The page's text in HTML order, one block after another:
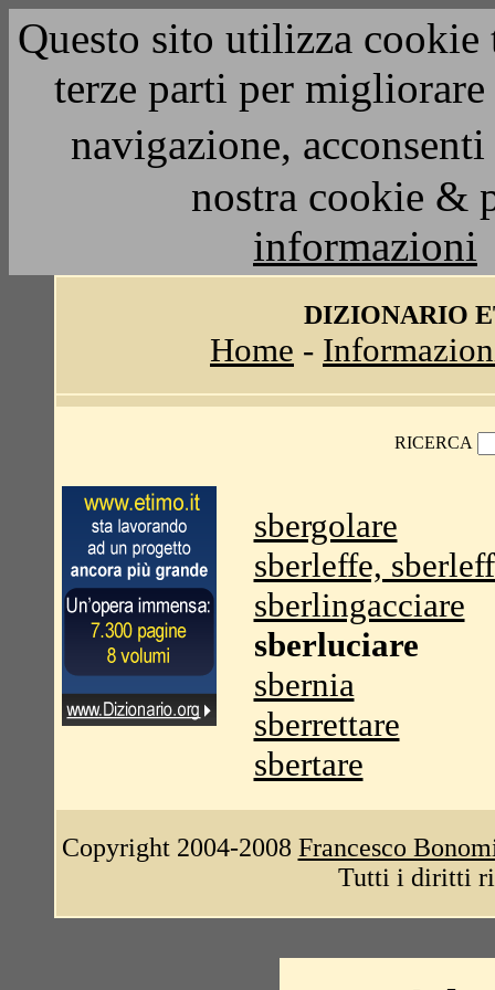
Questo sito utilizza
terze parti per
navigazione,
nostra cookie &
informazioni
DIZIONARIO
Home -
RICERCA
sbergolare
sberleffe,
sberlingacciare
sberluciare
sbernia
sberrettare
sbertare
Copyright 2004-2008 Francesco
Tutti i diritti